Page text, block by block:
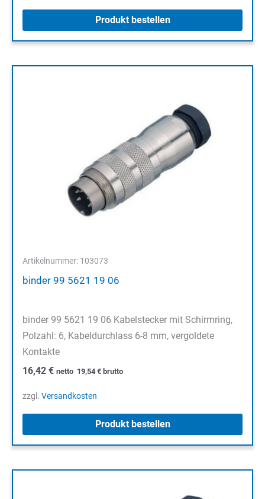
Produkt bestellen
Artikelnummer: 103073
binder 99 5621 19 06
binder 99 5621 19 06 Kabelstecker mit Schirmring,
Polzahl: 6, Kabeldurchlass 6-8 mm, vergoldete
Kontakte
16,42 € netto 19,54 € brutto
zzgl. Versandkosten
Produkt bestellen